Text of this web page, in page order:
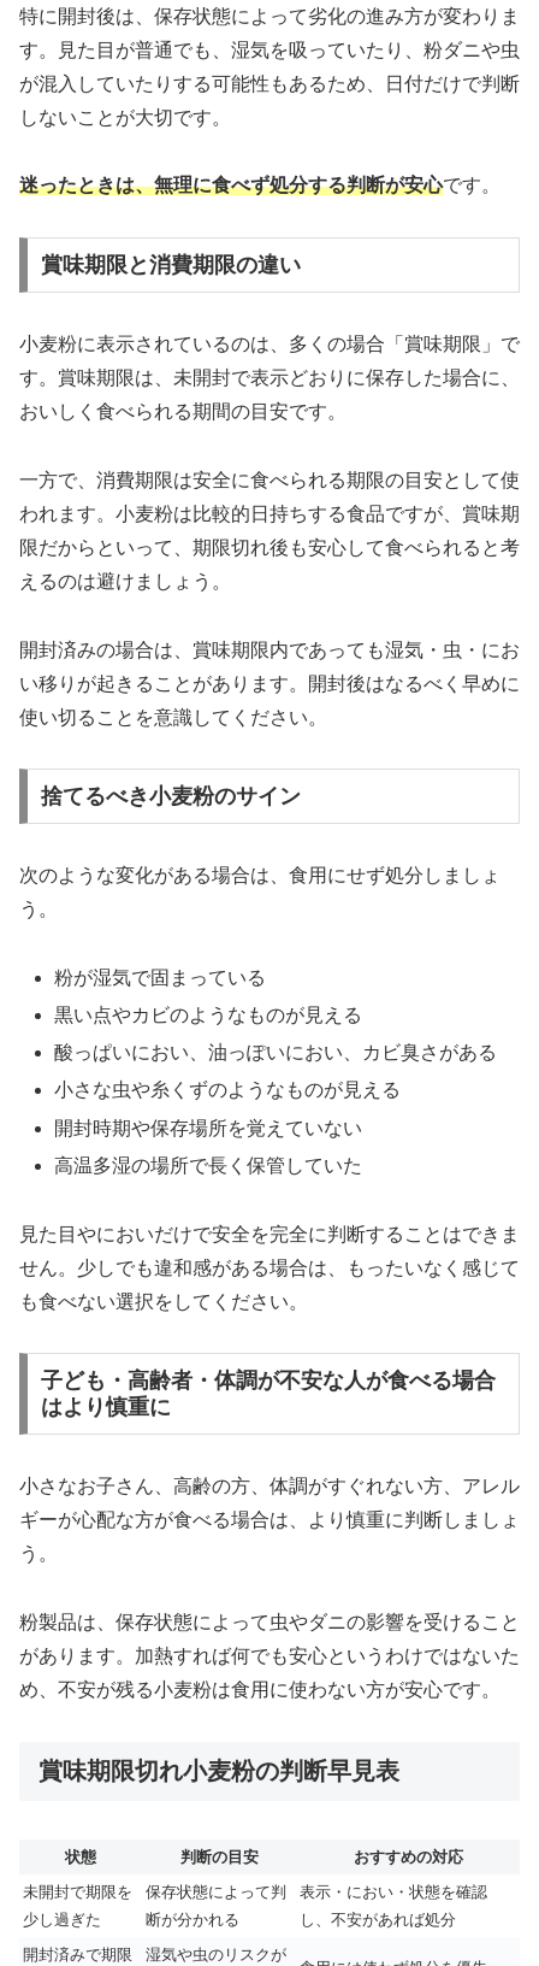
特に開封後は、保存状態によって劣化の進み方が変わりま
す。見た目が普通でも、湿気を吸っていたり、粉ダニや虫
が混入していたりする可能性もあるため、日付だけで判断
しないことが大切です。
迷ったときは、無理に食べず処分する判断が安心です。
賞味期限と消費期限の違い
小麦粉に表示されているのは、多くの場合「賞味期限」で
す。賞味期限は、未開封で表示どおりに保存した場合に、
おいしく食べられる期間の目安です。
一方で、消費期限は安全に食べられる期限の目安として使
われます。小麦粉は比較的日持ちする食品ですが、賞味期
限だからといって、期限切れ後も安心して食べられると考
えるのは避けましょう。
開封済みの場合は、賞味期限内であっても湿気・虫・にお
い移りが起きることがあります。開封後はなるべく早めに
使い切ることを意識してください。
捨てるべき小麦粉のサイン
次のような変化がある場合は、食用にせず処分しましょ
う。
粉が湿気で固まっている
黒い点やカビのようなものが見える
酸っぱいにおい、油っぽいにおい、カビ臭さがある
小さな虫や糸くずのようなものが見える
開封時期や保存場所を覚えていない
高温多湿の場所で長く保管していた
見た目やにおいだけで安全を完全に判断することはできま
せん。少しでも違和感がある場合は、もったいなく感じて
も食べない選択をしてください。
子ども・高齢者・体調が不安な人が食べる場合
はより慎重に
小さなお子さん、高齢の方、体調がすぐれない方、アレル
ギーが心配な方が食べる場合は、より慎重に判断しましょ
う。
粉製品は、保存状態によって虫やダニの影響を受けること
があります。加熱すれば何でも安心というわけではないた
め、不安が残る小麦粉は食用に使わない方が安心です。
賞味期限切れ小麦粉の判断早見表
状態 判断の目安
おすすめの対応
未開封で期限を
少し過ぎた
保存状態によって判
断が分かれる
表示・におい・状態を確認
し、不安があれば処分
開封済みで期限
湿気や虫のリスクが